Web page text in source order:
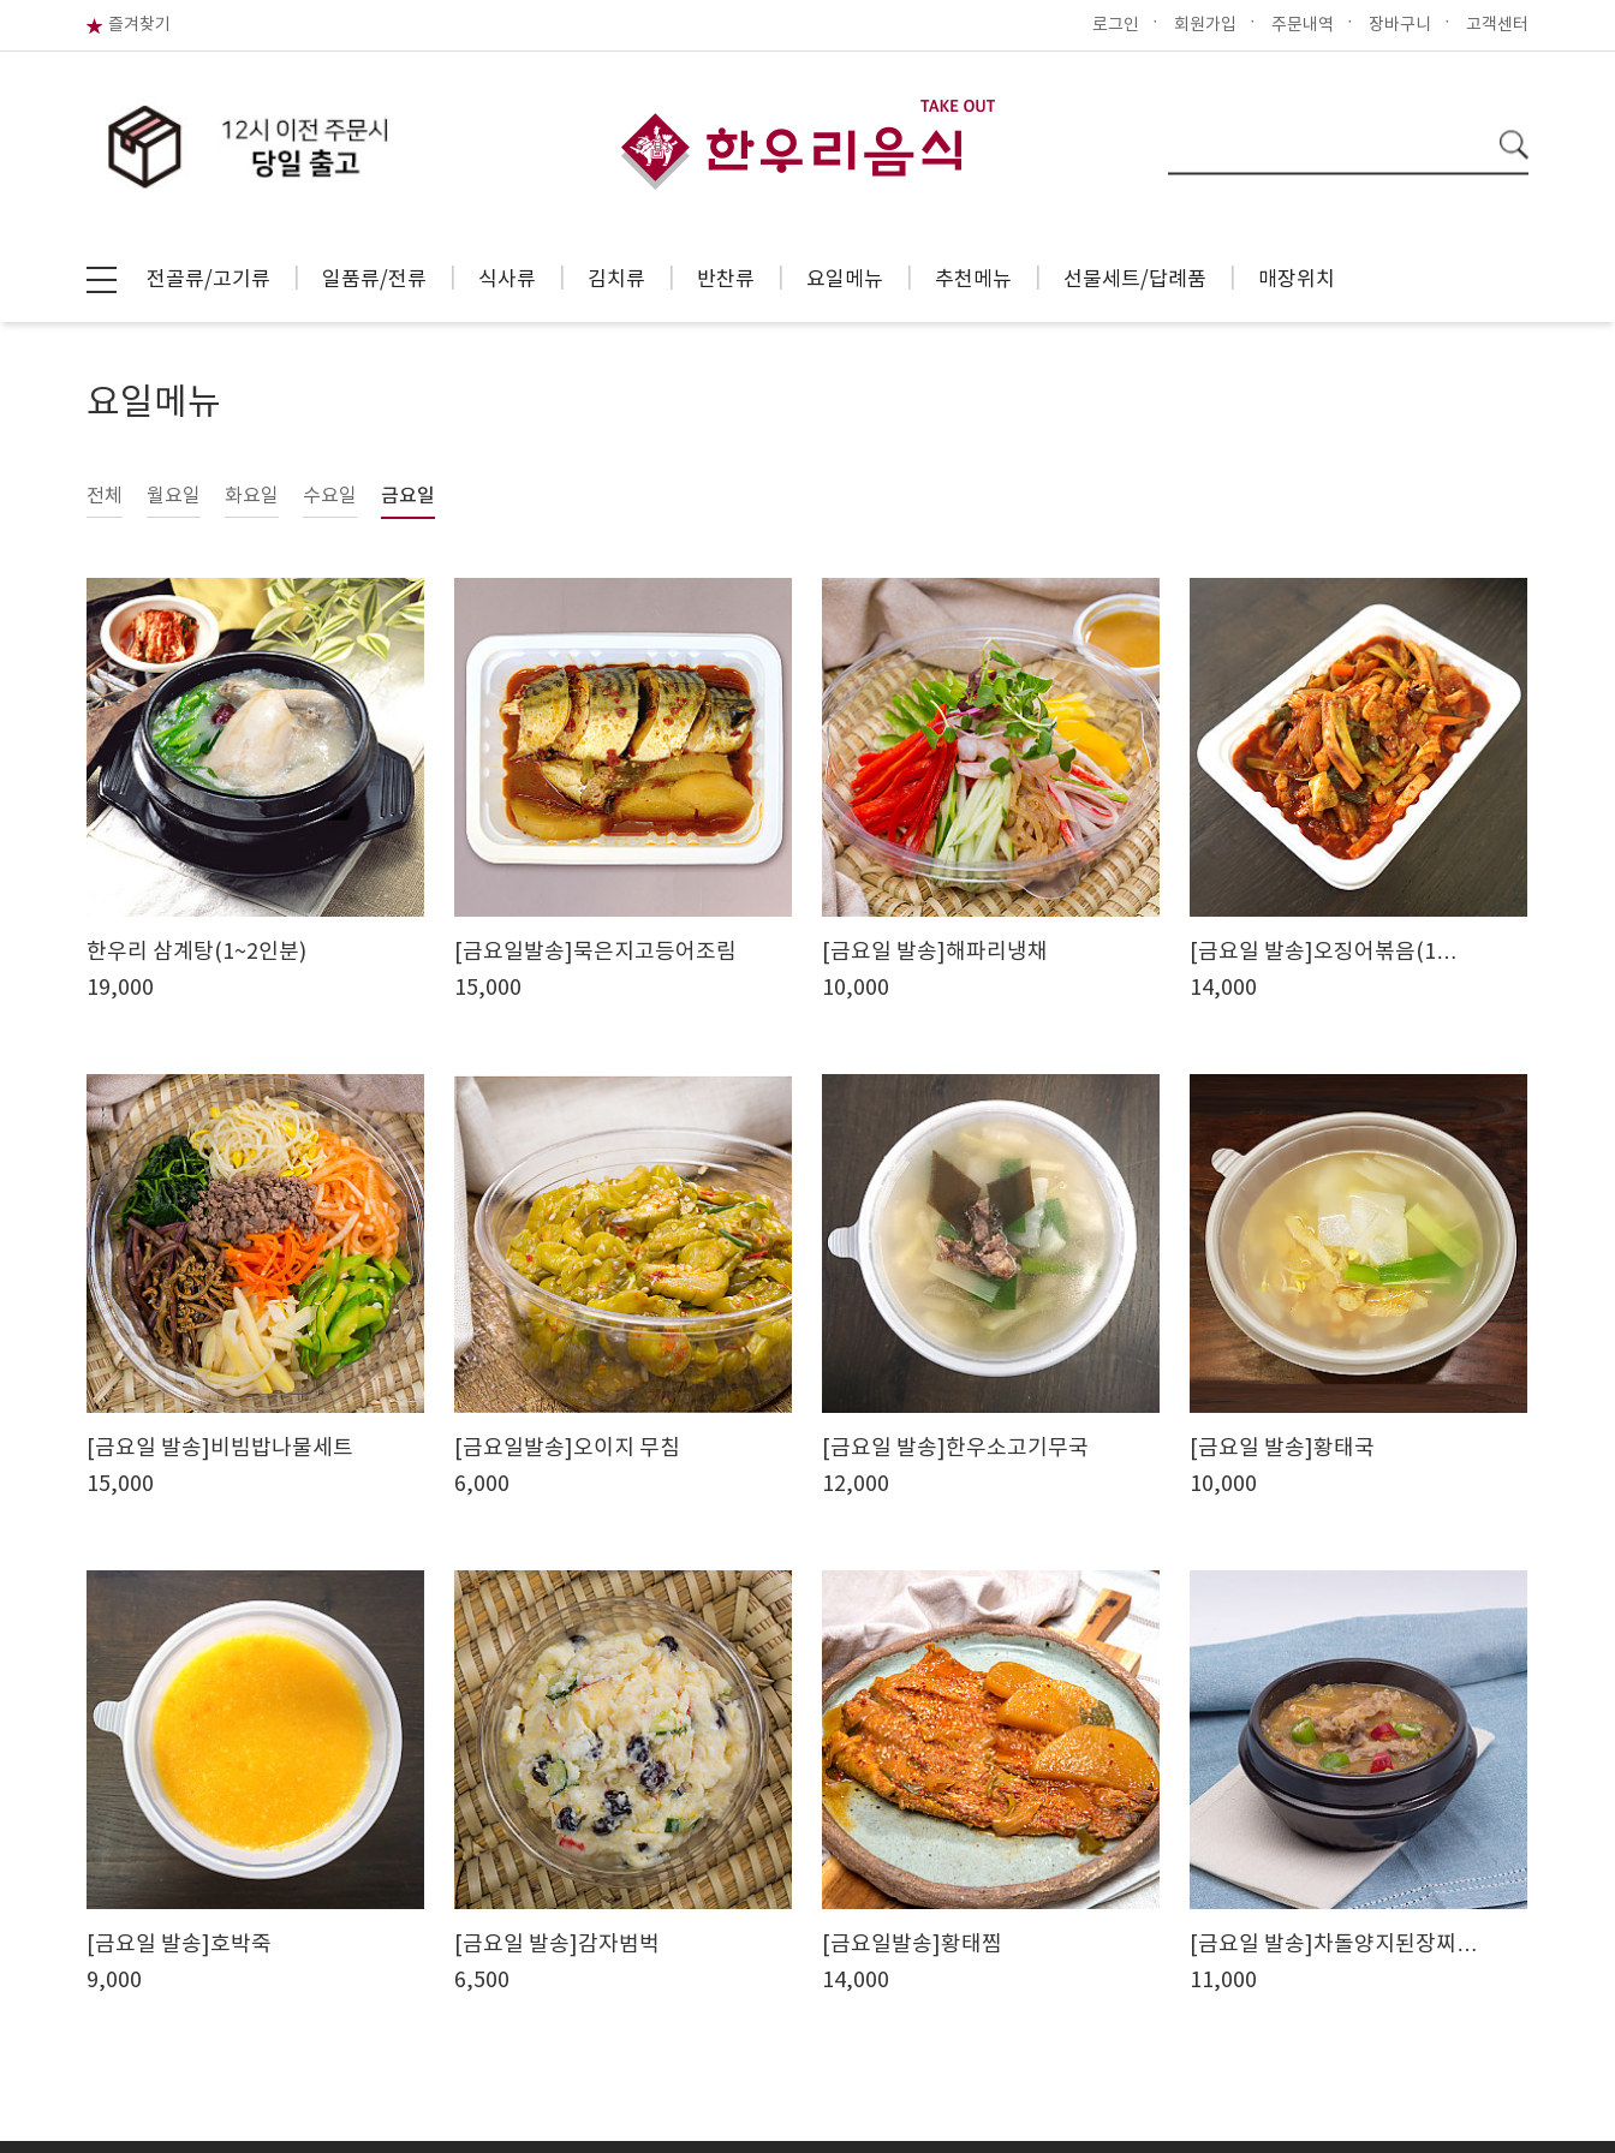
즐겨찾기 로그인 회원가입 주문내역 장바구니 고객센터
전골류/고기류 일품류/전류 식사류 김치류 반찬류 요일메뉴 추천메뉴 선물세트/답례품 매장위치
요일메뉴
전체 월요일 화요일 수요일 금요일
한우리 삼계탕(1~2인분)
19,000
[금요일발송]묵은지고등어조림
15,000
[금요일 발송]해파리냉채
10,000
[금요일 발송]오징어볶음(1…
14,000
[금요일 발송]비빔밥나물세트
15,000
[금요일발송]오이지 무침
6,000
[금요일 발송]한우소고기무국
12,000
[금요일 발송]황태국
10,000
[금요일 발송]호박죽
9,000
[금요일 발송]감자범벅
6,500
[금요일발송]황태찜
14,000
[금요일 발송]차돌양지된장찌…
11,000